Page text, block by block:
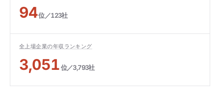
94位／123社
全上場企業の年収ランキング
3,051位／3,793社